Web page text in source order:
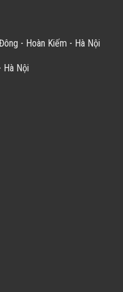
- Hoàn Kiếm - Hà Nội
Nội